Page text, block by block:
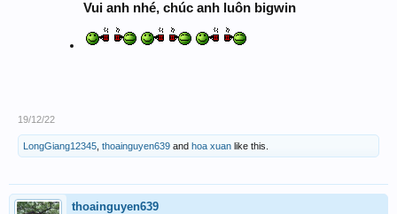
Vui anh nhé, chúc anh luôn bigwin
19/12/22
LongGiang12345 thoainguyen639 and hoa xuan like this.
thoainguyen639